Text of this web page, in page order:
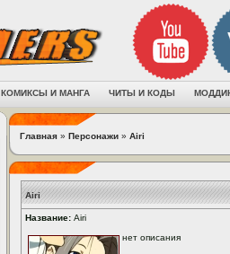
КОМИКСЫ И МАНГА ЧИТЫ И КОДЫ
Главная » Персонажи » Airi
Airi
Название: Airi
нет описания